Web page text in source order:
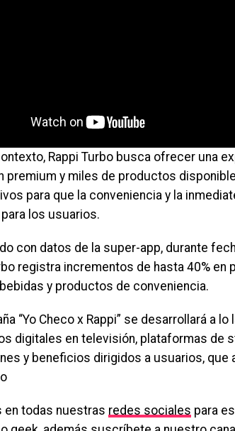
Rappi Turbo busca ofrecer una
premium y miles de productos
para que la conveniencia y la
los usuarios.
con datos de la super-app, durante
registra incrementos de hasta 40%
y productos de conveniencia.
“Yo Checo x Rappi” se desarrollará a
digitales en televisión, plataformas de
y beneficios dirigidos a usuarios, que
en todas nuestras redes sociales para